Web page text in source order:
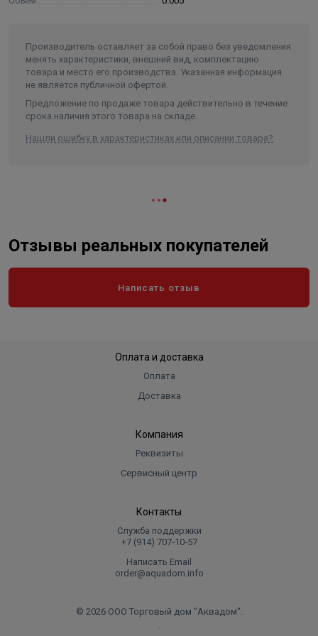
Производитель оставляет за собой право без уведомления
менять характеристики, внешний вид, комплектацию
товара и место его производства. Указанная информация
не является публичной офертой.
Предложение по продаже товара действительно в течение
срока наличия этого товара на складе.
Нашли ошибку в характеристиках или описании товара?
Отзывы реальных покупателей
Написать отзыв
Оплата и доставка
Оплата
Доставка
Компания
Реквизиты
Сервисный центр
Контакты
Служба поддержки
+7 (914) 707‑10‑57
Написать Email
order@aquadom.info
© 2026 ООО Торговый дом "Аквадом".
.